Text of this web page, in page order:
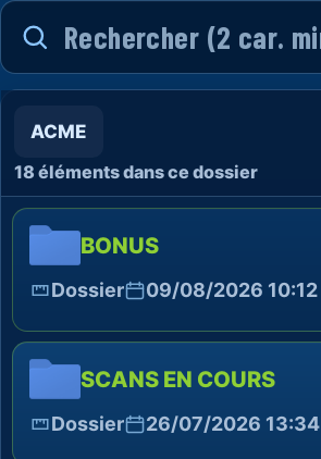
ACME
18 éléments dans ce dossier
BONUS
Dossier 09/08/2026 10:12
SCANS EN COURS
Dossier 26/07/2026 13:34